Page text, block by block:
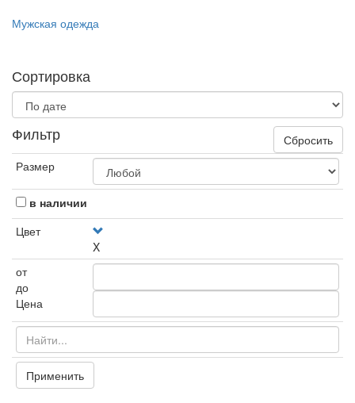
Мужская одежда
Сортировка
Фильтр
Сбросить
Размер
в наличии
Цвет
X
от
до
Цена
Применить